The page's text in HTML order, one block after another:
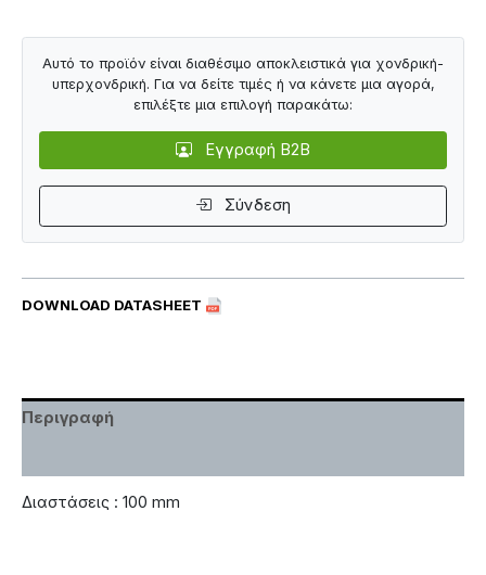
DOWNLOAD DATASHEET
Αυτό το προϊόν είναι διαθέσιμο αποκλειστικά για χονδρική-
υπερχονδρική. Για να δείτε τιμές ή να κάνετε μια αγορά,
επιλέξτε μια επιλογή παρακάτω:
Εγγραφή B2B
Σύνδεση
Περιγραφή
Διαστάσεις : 100 mm